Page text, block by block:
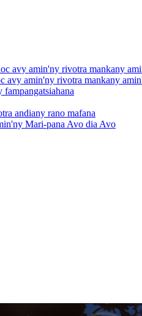
avy amin'ny rivotra mankany
avy amin'ny rivotra mankany
fampangatsiahana
andiany rano mafana
Mari-pana Avo dia Avo